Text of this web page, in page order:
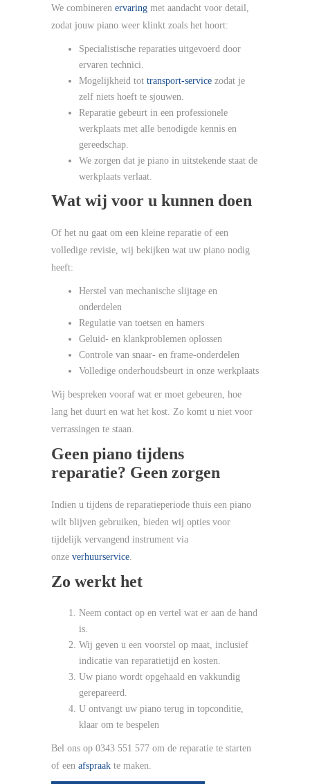
We combineren ervaring met aandacht voor detail,
zodat jouw piano weer klinkt zoals het hoort:
Specialistische reparaties uitgevoerd door
ervaren technici.
Mogelijkheid tot transport-service zodat je
zelf niets hoeft te sjouwen.
Reparatie gebeurt in een professionele
werkplaats met alle benodigde kennis en
gereedschap.
We zorgen dat je piano in uitstekende staat de
werkplaats verlaat.
Wat wij voor u kunnen doen
Of het nu gaat om een kleine reparatie of een
volledige revisie, wij bekijken wat uw piano nodig
heeft:
Herstel van mechanische slijtage en
onderdelen
Regulatie van toetsen en hamers
Geluid- en klankproblemen oplossen
Controle van snaar- en frame-onderdelen
Volledige onderhoudsbeurt in onze werkplaats
Wij bespreken vooraf wat er moet gebeuren, hoe
lang het duurt en wat het kost. Zo komt u niet voor
verrassingen te staan.
Geen piano tijdens
reparatie? Geen zorgen
Indien u tijdens de reparatieperiode thuis een piano
wilt blijven gebruiken, bieden wij opties voor
tijdelijk vervangend instrument via
onze verhuurservice.
Zo werkt het
Neem contact op en vertel wat er aan de hand
is.
Wij geven u een voorstel op maat, inclusief
indicatie van reparatietijd en kosten.
Uw piano wordt opgehaald en vakkundig
gerepareerd.
U ontvangt uw piano terug in topconditie,
klaar om te bespelen
Bel ons op 0343 551 577 om de reparatie te starten
of een afspraak te maken.